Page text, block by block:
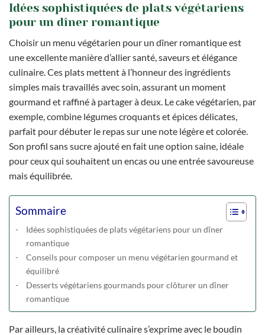
Idées sophistiquées de plats végétariens
pour un dîner romantique
Choisir un menu végétarien pour un dîner romantique est
une excellente manière d’allier santé, saveurs et élégance
culinaire. Ces plats mettent à l’honneur des ingrédients
simples mais travaillés avec soin, assurant un moment
gourmand et raffiné à partager à deux. Le cake végétarien, par
exemple, combine légumes croquants et épices délicates,
parfait pour débuter le repas sur une note légère et colorée.
Son profil sans sucre ajouté en fait une option saine, idéale
pour ceux qui souhaitent un encas ou une entrée savoureuse
mais équilibrée.
Sommaire
Idées sophistiquées de plats végétariens pour un dîner
romantique
Conseils pour composer un menu végétarien gourmand et
équilibré
Desserts végétariens gourmands pour clôturer un dîner
romantique
Par ailleurs, la créativité culinaire s’exprime avec le boudin